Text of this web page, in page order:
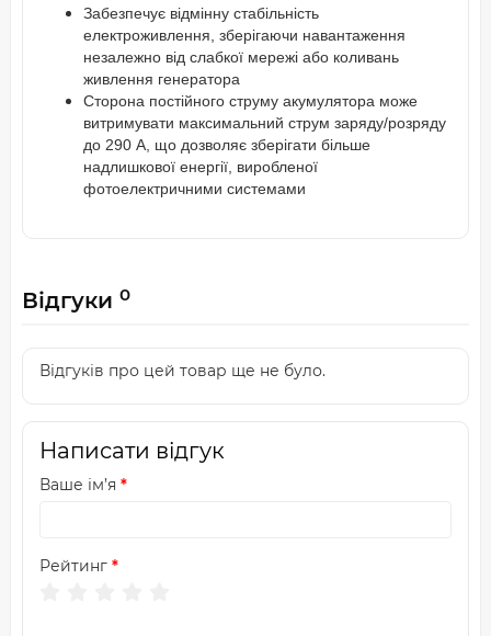
Забезпечує відмінну стабільність
електроживлення, зберігаючи навантаження
незалежно від слабкої мережі або коливань
живлення генератора
Сторона постійного струму акумулятора може
витримувати максимальний струм заряду/розряду
до 290 А, що дозволяє зберігати більше
надлишкової енергії, виробленої
фотоелектричними системами
Відгуки 0
Відгуків про цей товар ще не було.
Написати відгук
Ваше ім’я
Рейтинг